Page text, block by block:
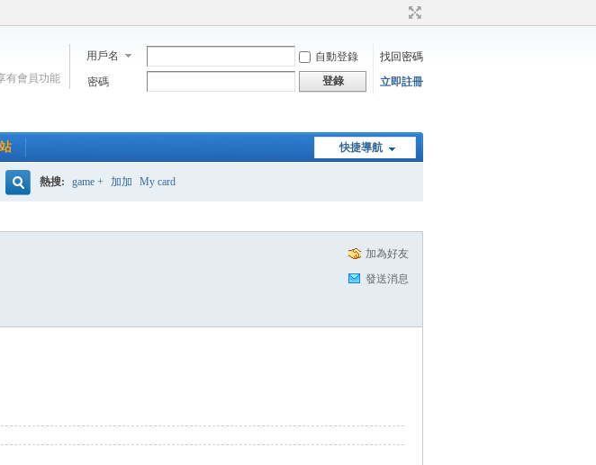
用戶名 自動登錄
找回密碼
密碼
登錄 立即註冊
有會員功能
快捷導航
熱搜: game + 加加 My card
加為好友
發送消息